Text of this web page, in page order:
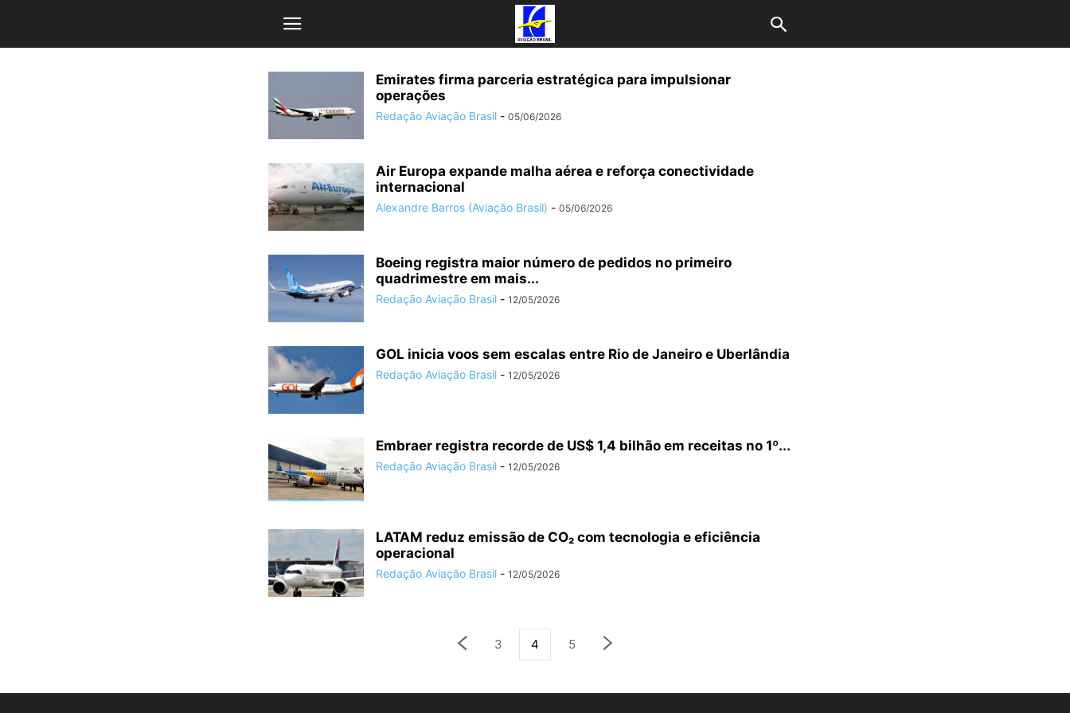
Emirates firma parceria estratégica para impulsionar
operações
Redação Aviação Brasil - 05/06/2026
Air Europa expande malha aérea e reforça conectividade
internacional
Alexandre Barros (Aviação Brasil) - 05/06/2026
Boeing registra maior número de pedidos no primeiro
quadrimestre em mais...
Redação Aviação Brasil - 12/05/2026
GOL inicia voos sem escalas entre Rio de Janeiro e Uberlândia
Redação Aviação Brasil - 12/05/2026
Embraer registra recorde de US$ 1,4 bilhão em receitas no 1º...
Redação Aviação Brasil - 12/05/2026
LATAM reduz emissão de CO₂ com tecnologia e eficiência
operacional
Redação Aviação Brasil - 12/05/2026
3 4 5